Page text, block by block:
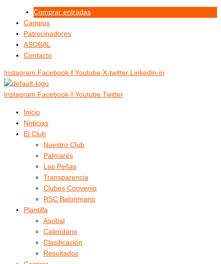
contenido
Comprar entradas
Campus
Patrocinadores
ASOBAL
Contacto
Instagram Facebook-f Youtube X-twitter Linkedin-in
Instagram Facebook-f Youtube Twitter
Inicio
Noticias
El Club
Nuestro Club
Palmarés
Las Peñas
Transparencia
Clubes Convenio
RSC Balonmano
Plantilla
Asobal
Calendario
Clasificación
Resultados